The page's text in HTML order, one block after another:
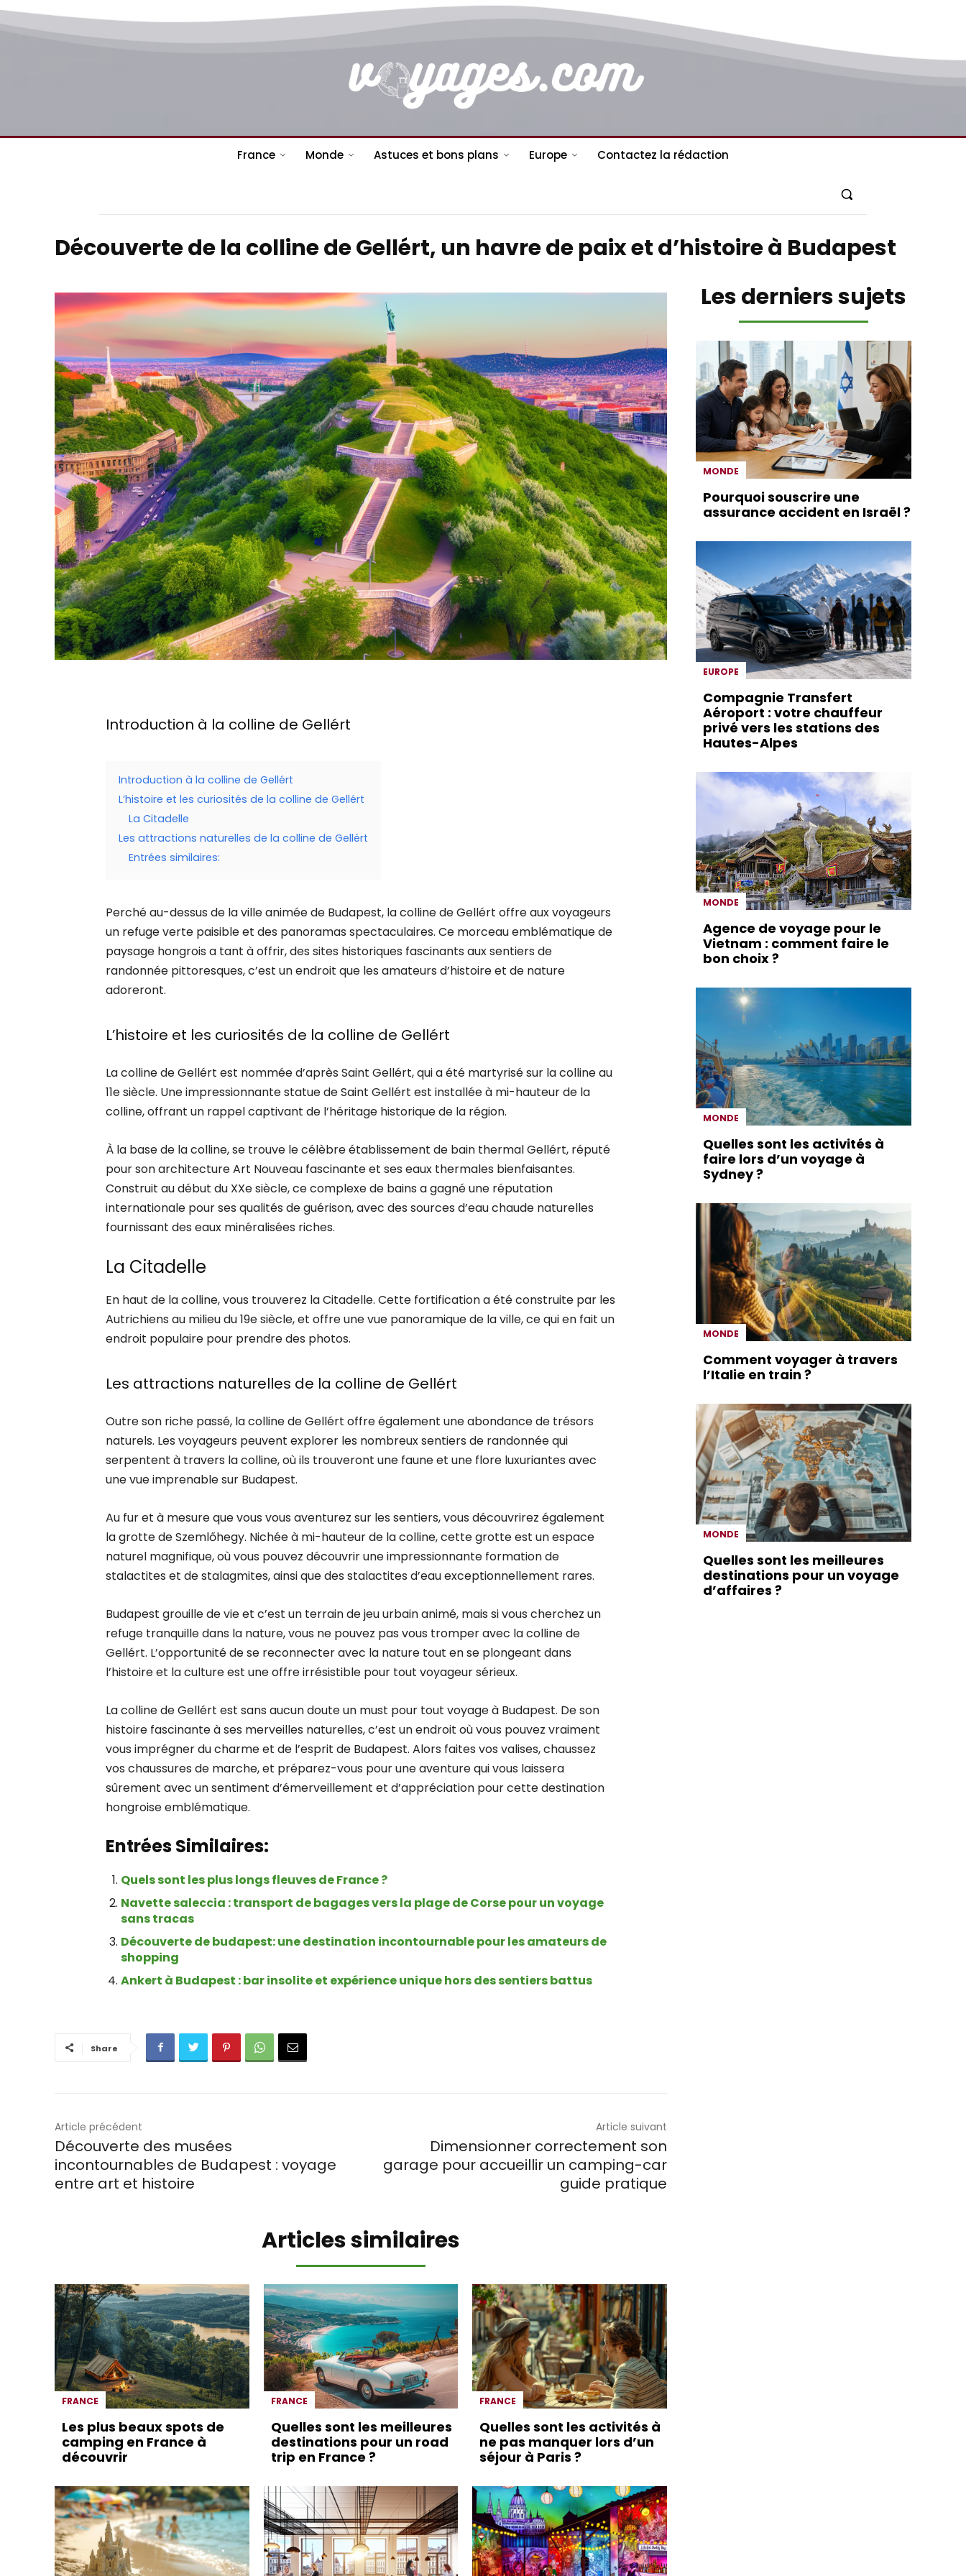
France Monde Astuces et bons plans Europe Contactez la rédaction
Découverte de la colline de Gellért, un havre de paix et d’histoire à Budapest
Introduction à la colline de Gellért
Introduction à la colline de Gellért
L’histoire et les curiosités de la colline de Gellért
La Citadelle
Les attractions naturelles de la colline de Gellért
Entrées similaires:
Perché au-dessus de la ville animée de Budapest, la colline de Gellért offre aux voyageurs
un refuge verte paisible et des panoramas spectaculaires. Ce morceau emblématique de
paysage hongrois a tant à offrir, des sites historiques fascinants aux sentiers de
randonnée pittoresques, c’est un endroit que les amateurs d’histoire et de nature
adoreront.
L’histoire et les curiosités de la colline de Gellért
La colline de Gellért est nommée d’après Saint Gellért, qui a été martyrisé sur la colline au
11e siècle. Une impressionnante statue de Saint Gellért est installée à mi-hauteur de la
colline, offrant un rappel captivant de l’héritage historique de la région.
À la base de la colline, se trouve le célèbre établissement de bain thermal Gellért, réputé
pour son architecture Art Nouveau fascinante et ses eaux thermales bienfaisantes.
Construit au début du XXe siècle, ce complexe de bains a gagné une réputation
internationale pour ses qualités de guérison, avec des sources d’eau chaude naturelles
fournissant des eaux minéralisées riches.
La Citadelle
En haut de la colline, vous trouverez la Citadelle. Cette fortification a été construite par les
Autrichiens au milieu du 19e siècle, et offre une vue panoramique de la ville, ce qui en fait un
endroit populaire pour prendre des photos.
Les attractions naturelles de la colline de Gellért
Outre son riche passé, la colline de Gellért offre également une abondance de trésors
naturels. Les voyageurs peuvent explorer les nombreux sentiers de randonnée qui
serpentent à travers la colline, où ils trouveront une faune et une flore luxuriantes avec
une vue imprenable sur Budapest.
Au fur et à mesure que vous vous aventurez sur les sentiers, vous découvrirez également
la grotte de Szemlőhegy. Nichée à mi-hauteur de la colline, cette grotte est un espace
naturel magnifique, où vous pouvez découvrir une impressionnante formation de
stalactites et de stalagmites, ainsi que des stalactites d’eau exceptionnellement rares.
Budapest grouille de vie et c’est un terrain de jeu urbain animé, mais si vous cherchez un
refuge tranquille dans la nature, vous ne pouvez pas vous tromper avec la colline de
Gellért. L’opportunité de se reconnecter avec la nature tout en se plongeant dans
l’histoire et la culture est une offre irrésistible pour tout voyageur sérieux.
La colline de Gellért est sans aucun doute un must pour tout voyage à Budapest. De son
histoire fascinante à ses merveilles naturelles, c’est un endroit où vous pouvez vraiment
vous imprégner du charme et de l’esprit de Budapest. Alors faites vos valises, chaussez
vos chaussures de marche, et préparez-vous pour une aventure qui vous laissera
sûrement avec un sentiment d’émerveillement et d’appréciation pour cette destination
hongroise emblématique.
Entrées Similaires:
Quels sont les plus longs fleuves de France ?
Navette saleccia : transport de bagages vers la plage de Corse pour un voyage
sans tracas
Découverte de budapest: une destination incontournable pour les amateurs de
shopping
Ankert à Budapest : bar insolite et expérience unique hors des sentiers battus
Share
Article précédent
Découverte des musées
incontournables de Budapest : voyage
entre art et histoire
Article suivant
Dimensionner correctement son
garage pour accueillir un camping-car
guide pratique
Articles similaires
FRANCE
Les plus beaux spots de
camping en France à
découvrir
FRANCE
Quelles sont les meilleures
destinations pour un road
trip en France ?
FRANCE
Quelles sont les activités à
ne pas manquer lors d’un
séjour à Paris ?
Les derniers sujets
MONDE
Pourquoi souscrire une
assurance accident en Israël ?
EUROPE
Compagnie Transfert
Aéroport : votre chauffeur
privé vers les stations des
Hautes-Alpes
MONDE
Agence de voyage pour le
Vietnam : comment faire le
bon choix ?
MONDE
Quelles sont les activités à
faire lors d’un voyage à
Sydney ?
MONDE
Comment voyager à travers
l’Italie en train ?
MONDE
Quelles sont les meilleures
destinations pour un voyage
d’affaires ?